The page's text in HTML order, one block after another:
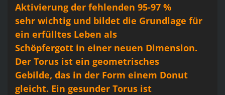
Aktivierung der fehlenden 95-97 %
sehr wichtig und bildet die Grundlage für
ein erfülltes Leben als
Schöpfergott in einer neuen Dimension.
Der Torus ist ein geometrisches
Gebilde, das in der Form einem Donut
gleicht. Ein gesunder Torus ist